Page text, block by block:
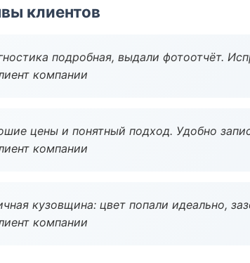
клиентов
подробная, выдали фотоотчёт.
компании
цены и понятный подход. Удобно
компании
кузовщина: цвет попали идеально,
компании